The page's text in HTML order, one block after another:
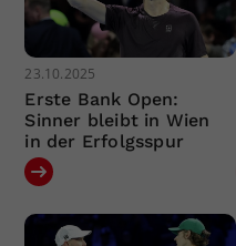
23.10.2025
Erste Bank Open:
Sinner bleibt in Wien
in der Erfolgsspur